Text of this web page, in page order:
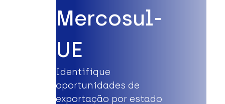
Mercosul-
UE
Identifique
oportunidades de
exportação por estado